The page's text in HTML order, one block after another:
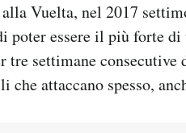
Vuelta, nel 2017
poter essere il più forte
settimane consecutive
attaccano spesso,